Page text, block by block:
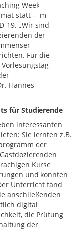
Week
statt – im
19. „Wir sind
der
Für die
Hannes
für Studierende
interessanten
Sie lernten z.B.
der
Kurse
und konnten
Unterricht fand
anschließenden
digital
die Prüfung
der